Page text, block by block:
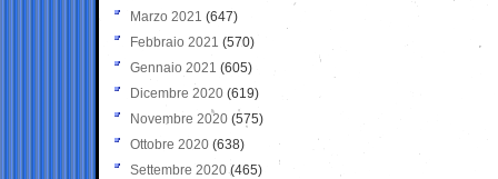
Marzo 2021 (647)
Febbraio 2021 (570)
Gennaio 2021 (605)
Dicembre 2020 (619)
Novembre 2020 (575)
Ottobre 2020 (638)
Settembre 2020(465)